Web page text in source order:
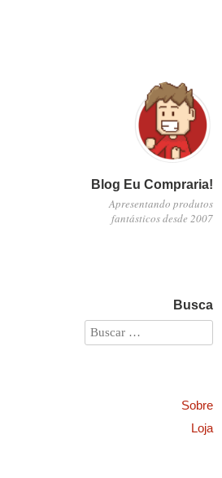
Blog Eu Compraria!
Apresentando produtos
fantásticos desde 2007
Busca
Sobre
Loja